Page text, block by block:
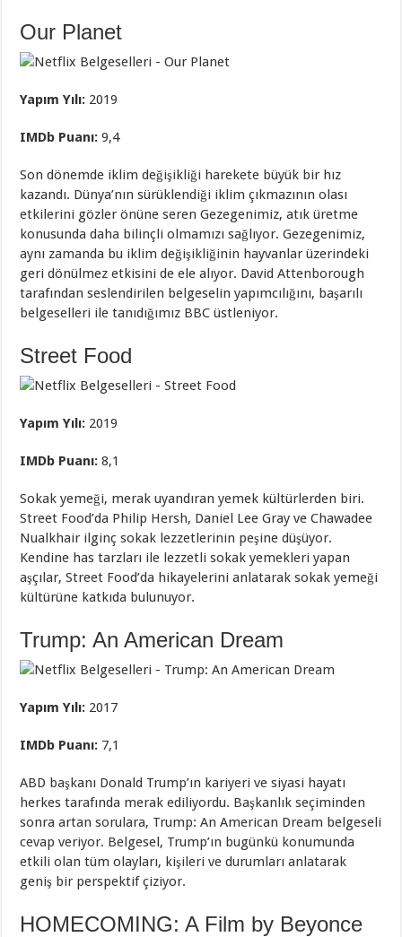
Our Planet
Yapım Yılı: 2019
IMDb Puanı:9,4
Son dönemde iklim değişikliği harekete büyük bir hız
kazandı. Dünya’nın sürüklendiği iklim çıkmazının olası
etkilerini gözler önüne seren Gezegenimiz, atık üretme
konusunda daha bilinçli olmamızı sağlıyor. Gezegenimiz,
aynı zamanda bu iklim değişikliğinin hayvanlar üzerindeki
geri dönülmez etkisini de ele alıyor. David Attenborough
tarafından seslendirilen belgeselin yapımcılığını, başarılı
belgeselleri ile tanıdığımız BBC üstleniyor.
Street Food
Yapım Yılı: 2019
IMDb Puanı:8,1
Sokak yemeği, merak uyandıran yemek kültürlerden biri.
Street Food’da Philip Hersh, Daniel Lee Gray ve Chawadee
Nualkhair ilginç sokak lezzetlerinin peşine düşüyor.
Kendine has tarzları ile lezzetli sokak yemekleri yapan
aşçılar, Street Food’da hikayelerini anlatarak sokak yemeği
kültürüne katkıda bulunuyor.
Trump: An American Dream
Yapım Yılı: 2017
IMDb Puanı: 7,1
ABD başkanı Donald Trump’ın kariyeri ve siyasi hayatı
herkes tarafında merak ediliyordu. Başkanlık seçiminden
sonra artan sorulara, Trump: An American Dream belgeseli
cevap veriyor. Belgesel, Trump’ın bugünkü konumunda
etkili olan tüm olayları, kişileri ve durumları anlatarak
geniş bir perspektif çiziyor.
HOMECOMING: A Film by Beyonce